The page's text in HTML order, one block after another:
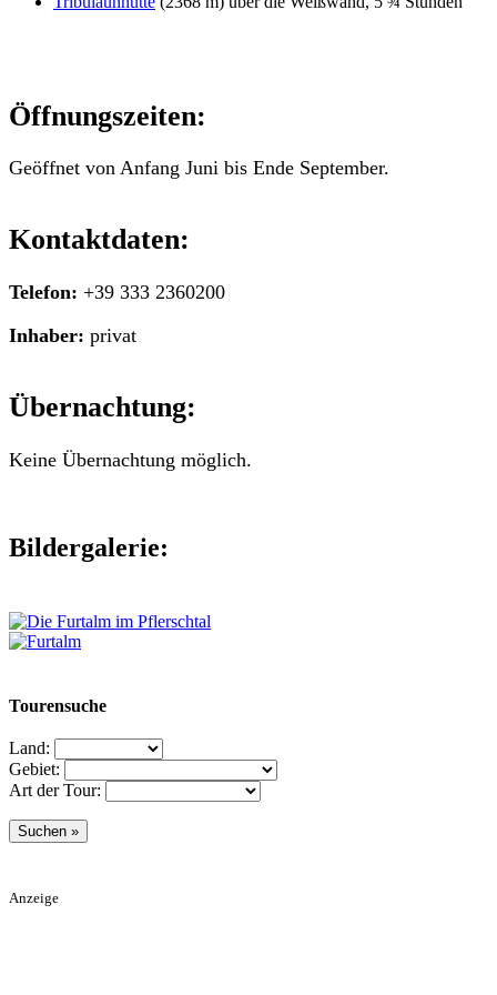
Öffnungszeiten:
Geöffnet von Anfang Juni bis Ende September.
Kontaktdaten:
Telefon: +39 333 2360200
Inhaber: privat
Übernachtung:
Keine Übernachtung möglich.
Bildergalerie:
Tourensuche
Land:
Gebiet:
Art der Tour:
Anzeige